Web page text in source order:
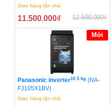
Giao hàng tận nhà
11.500.000₫ 12.500.000₫
Mới
Panasonic inverter10.5 kg (NA-
FJ105X1BV)
Giao hàng tận nhà